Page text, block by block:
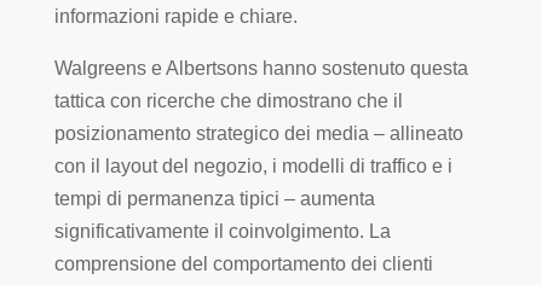
informazioni rapide e chiare.
Walgreens e Albertsons hanno sostenuto questa
tattica con ricerche che dimostrano che il
posizionamento strategico dei media – allineato
con il layout del negozio, i modelli di traffico e i
tempi di permanenza tipici – aumenta
significativamente il coinvolgimento. La
comprensione del comportamento dei clienti